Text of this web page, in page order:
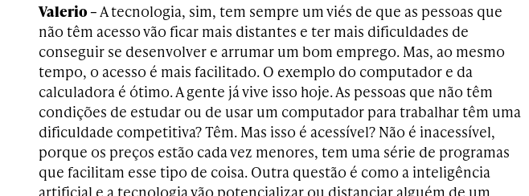
Valerio –A tecnologia, sim, tem sempre um viés de que as pessoas que
não têm acesso vão ficar mais distantes e ter mais dificuldades de
conseguir se desenvolver e arrumar um bom emprego. Mas, ao mesmo
tempo, o acesso é mais facilitado. O exemplo do computador e da
calculadora é ótimo. A gente já vive isso hoje. As pessoas que não têm
condições de estudar ou de usar um computador para trabalhar têm uma
dificuldade competitiva? Têm. Mas isso é acessível? Não é inacessível,
porque os preços estão cada vez menores, tem uma série de programas
que facilitam esse tipo de coisa. Outra questão é como a inteligência
artificial e a tecnologia vão potencializar ou distanciar alguém de um